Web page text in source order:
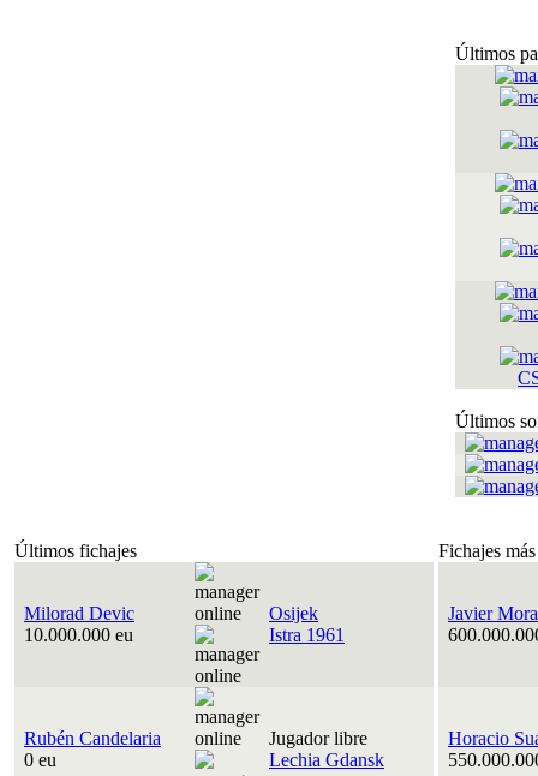
Últimos
Últimos
Últimos fichajes Fichajes
Milorad Devic
10.000.000 eu
Osijek
Istra 1961
Javier
Rubén Candelaria
0 eu
Jugador libre
Lechia Gdansk
Horacio